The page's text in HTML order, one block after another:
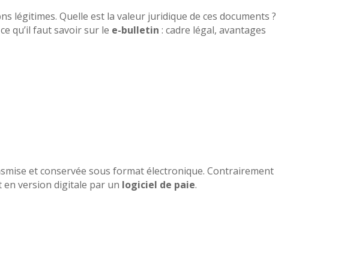
légitimes. Quelle est la valeur juridique de ces documents ?
qu’il faut savoir sur le e-bulletin : cadre légal, avantages
et conservée sous format électronique. Contrairement
en version digitale par un logiciel de paie.